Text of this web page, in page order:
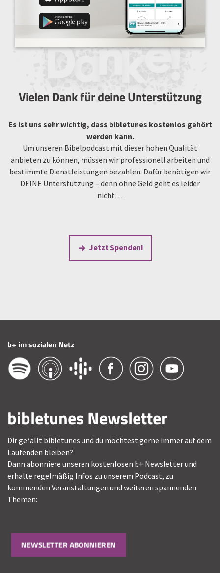
Vielen Dank für deine Unterstützung
Es ist uns sehr wichtig, dass bibletunes kostenlos gehört
werden kann.
Um unseren Bibelpodcast mit dieser hohen Qualität
anbieten zu können, müssen wir professionell arbeiten und
bestimmte Dienstleistungen bezahlen. Dafür benötigen wir
DEINE Unterstützung – denn ohne Geld geht es leider
nicht…
Jetzt Spenden!
b+ im sozialen Netz
bibletunes Newsletter
Dir gefällt bibletunes und du möchtest gerne immer auf dem
Laufenden bleiben?
Dann abonniere unseren kostenlosen b+ Newsletter und
erhalte regelmäßig Infos zu unserem Podcast, zu
kommenden Veranstaltungen und weiteren spannenden
Themen:
NEWSLETTER ABONNIEREN